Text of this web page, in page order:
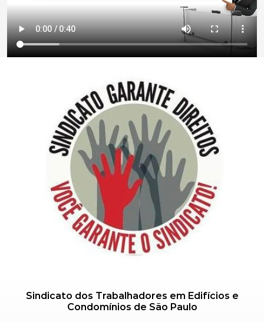
Sindicato dos Trabalhadores em Edifícios e
Condomínios de São Paulo